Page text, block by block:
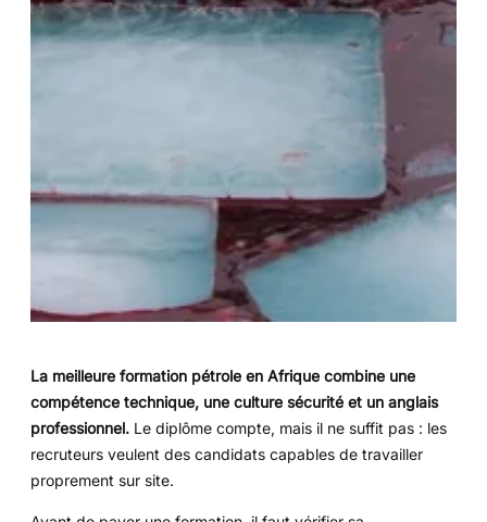
La meilleure formation pétrole en Afrique combine une
compétence technique, une culture sécurité et un anglais
professionnel. Le diplôme compte, mais il ne suffit pas : les
recruteurs veulent des candidats capables de travailler
proprement sur site.